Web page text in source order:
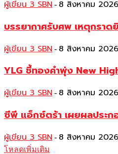
ผู้เขียน 3 SBN - 8 สิงหาคม 2026
บรรยากาศรับศพ เหตุกราด
ผู้เขียน 3 SBN - 8 สิงหาคม 2026
YLG ชี้ทองคำพุ่ง New
ผู้เขียน 3 SBN - 8 สิงหาคม 2026
ซีพี แอ็กซ์ตร้า เผยผลประก
ผู้เขียน 3 SBN - 8 สิงหาคม 2026
โหลดเพิ่มเติม